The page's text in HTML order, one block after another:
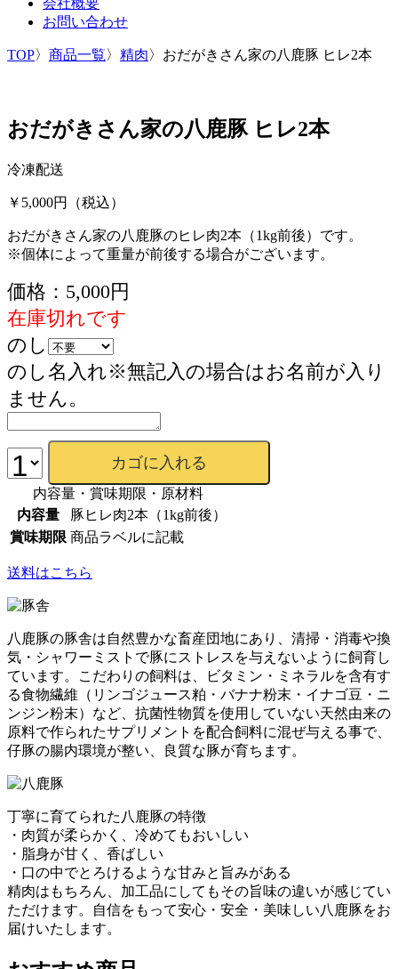
会社概要
お問い合わせ
TOP〉 商品一覧〉 精肉〉 おだがきさん家の八鹿豚 ヒレ2本
おだがきさん家の八鹿豚 ヒレ2本
冷凍配送
￥5,000円 （税込）
おだがきさん家の八鹿豚のヒレ肉2本（1kg前後）です。
※個体によって重量が前後する場合がございます。
価格：5,000円
在庫切れです
のし
のし名入れ※無記入の場合はお名前が入り
ません。
内容量・賞味期限・原材料
内容量
豚ヒレ肉2本（1kg前後）
賞味期限 商品ラベルに記載
送料はこちら
八鹿豚の豚舎は自然豊かな畜産団地にあり、清掃・消毒や換
気・シャワーミストで豚にストレスを与えないように飼育し
ています。こだわりの飼料は、ビタミン・ミネラルを含有す
る食物繊維（リンゴジュース粕・バナナ粉末・イナゴ豆・ニ
ンジン粉末）など、抗菌性物質を使用していない天然由来の
原料で作られたサプリメントを配合飼料に混ぜ与える事で、
仔豚の腸内環境が整い、良質な豚が育ちます。
丁寧に育てられた八鹿豚の特徴
・肉質が柔らかく、冷めてもおいしい
・脂身が甘く、香ばしい
・口の中でとろけるような甘みと旨みがある
精肉はもちろん、加工品にしてもその旨味の違いが感じてい
ただけます。自信をもって安心・安全・美味しい八鹿豚をお
届けいたします。